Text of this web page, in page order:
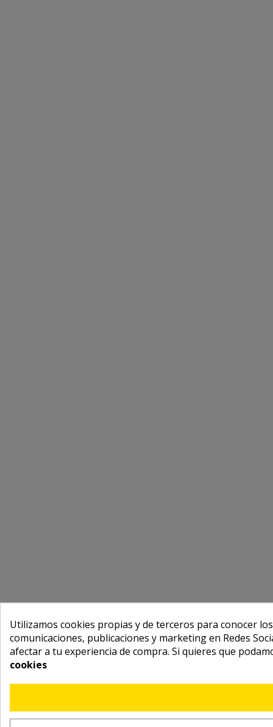
Utilizamos cookies propias y de terceros para conocer
comunicaciones, publicaciones y marketing en Redes
afectar a tu experiencia de compra. Si quieres que
cookies